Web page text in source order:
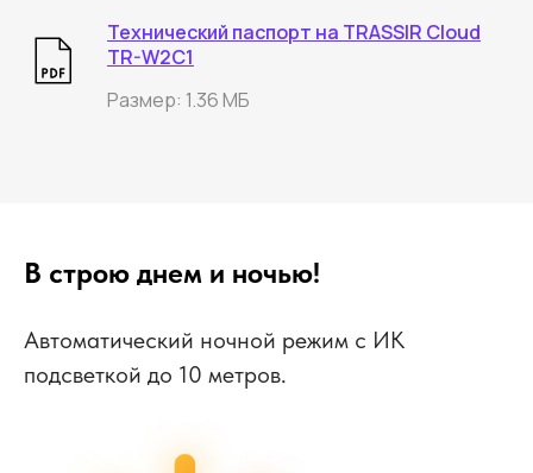
Технический паспорт на TRASSIR Cloud
TR-W2C1
Размер: 1.36 МБ
В строю днем и ночью!
Автоматический ночной режим с ИК
подсветкой до 10 метров.